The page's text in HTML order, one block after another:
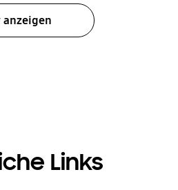
anzeigen
Links